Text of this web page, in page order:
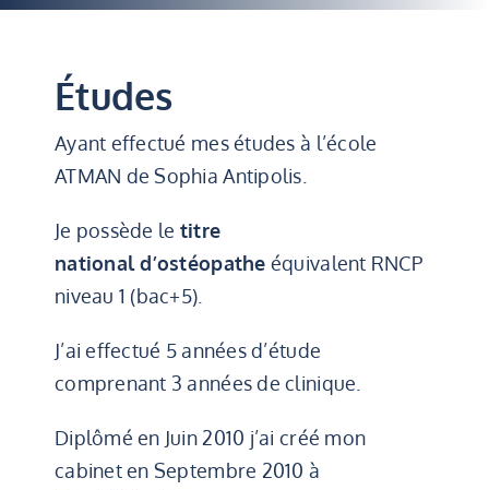
Études
Ayant effectué mes études à l’école
ATMAN de Sophia Antipolis.
Je possède le titre
national d’ostéopathe équivalent RNCP
niveau 1 (bac+5).
J’ai effectué 5 années d’étude
comprenant 3 années de clinique.
Diplômé en Juin 2010 j’ai créé mon
cabinet en Septembre 2010 à